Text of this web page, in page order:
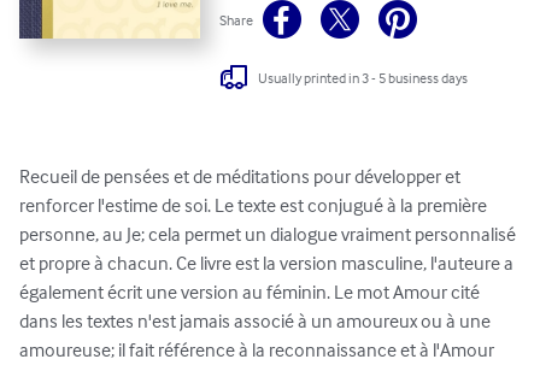
Share
Usually printed in 3 - 5 business days
Recueil de pensées et de méditations pour développer et
renforcer l'estime de soi. Le texte est conjugué à la première
personne, au Je; cela permet un dialogue vraiment personnalisé
et propre à chacun. Ce livre est la version masculine, l'auteure a
également écrit une version au féminin. Le mot Amour cité
dans les textes n'est jamais associé à un amoureux ou à une
amoureuse; il fait référence à la reconnaissance et à l'Amour